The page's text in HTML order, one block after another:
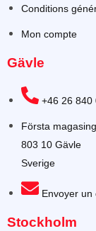
Conditions
Mon compte
Gävle
+46 26 840
Första
803 10 Gävle
Sverige
Envoyer un
Stockholm